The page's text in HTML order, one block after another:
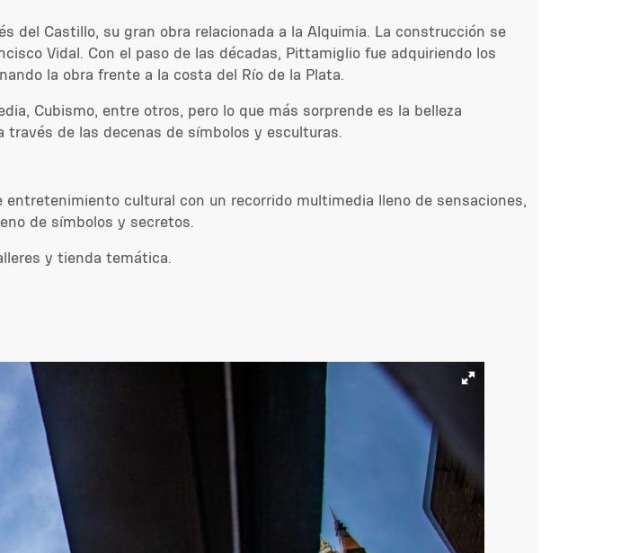
del Castillo, su gran obra relacionada a la Alquimia. La construcción se
Vidal. Con el paso de las décadas, Pittamiglio fue adquiriendo los
la obra frente a la costa del Río de la Plata.
Cubismo, entre otros, pero lo que más sorprende es la belleza
de las decenas de símbolos y esculturas.
cultural con un recorrido multimedia lleno de sensaciones,
de símbolos y secretos.
y tienda temática.